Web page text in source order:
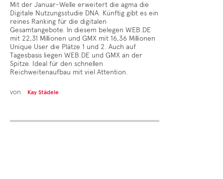
Mit der Januar-Welle erweitert die agma die
Digitale Nutzungsstudie DNA. Künftig gibt es ein
reines Ranking für die digitalen
Gesamtangebote. In diesem belegen WEB.DE
mit 22,31 Millionen und GMX mit 16,36 Millionen
Unique User die Plätze 1 und 2. Auch auf
Tagesbasis liegen WEB.DE und GMX an der
Spitze. Ideal für den schnellen
Reichweitenaufbau mit viel Attention.
von Kay Städele